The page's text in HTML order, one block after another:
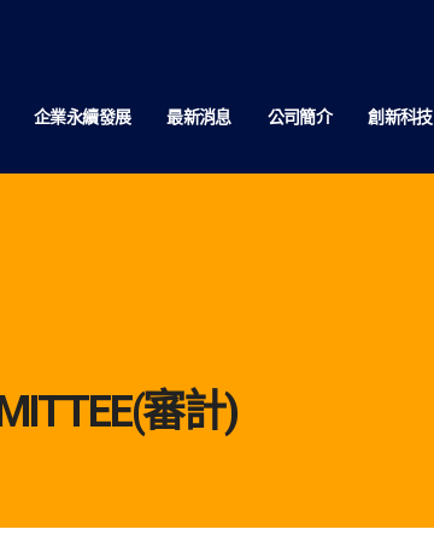
企業永續發展 最新消息 公司簡介 創新科技
審計)